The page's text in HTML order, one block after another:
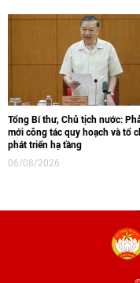
Tổng Bí thư, Chủ tịch nước:
mới công tác quy hoạch và tổ
phát triển hạ tầng
06/08/2026